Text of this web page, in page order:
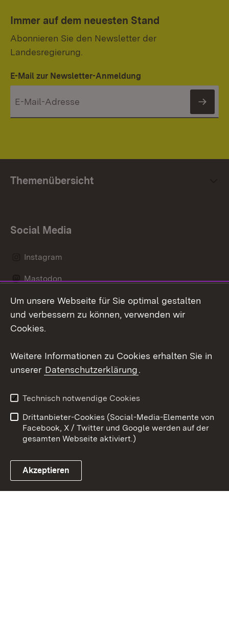
Immer auf dem neuesten Stand
Abonnieren Sie den Newsletter der
Landesregierung.
E-Mail zur Newsletter-Anmeldung
Themenübersicht
Social Media
Instagram
Mastodon
Messenger
Link zum Landesportal
Kontakt
Impressum
Cookies
Um unsere Webseite für Sie optimal gestalten
und verbessern zu können, verwenden wir
Cookies.
Weitere Informationen zu Cookies erhalten Sie in
unserer Datenschutzerklärung.
Technisch notwendige Cookies
Drittanbieter-Cookies (Social-Media-Elemente von
Facebook, X / Twitter und Google werden auf der
gesamten Webseite aktiviert.)
Akzeptieren